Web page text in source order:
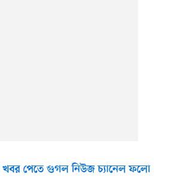
পেতে গুগল নিউজ চ্যানেল ফলো